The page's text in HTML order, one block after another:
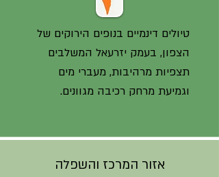
טיולים דינמיים בנופים הירוקים של
הצפון, בעמק יזרעאל המשלבים
תצפיות מרהיבות, מעברי מים
וגמיעת מרחק רכיבה מגוונים.
אזור המרכז והשפלה